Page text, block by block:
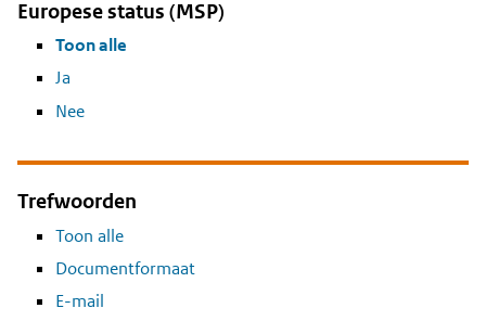
Europese status (MSP)
Toon alle
Ja
Nee
Trefwoorden
Toon alle
Documentformaat
E-mail